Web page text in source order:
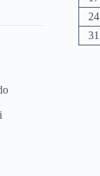
24
31